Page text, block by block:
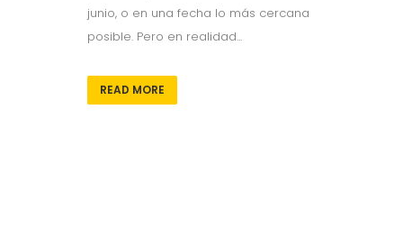
junio, o en una fecha lo más cercana
posible. Pero en realidad...
READ MORE